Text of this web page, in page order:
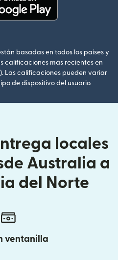
basadas en todos los países y
calificaciones más recientes en
Las calificaciones pueden variar
de dispositivo del usuario.
locales
Australia a
del Norte
ventanilla